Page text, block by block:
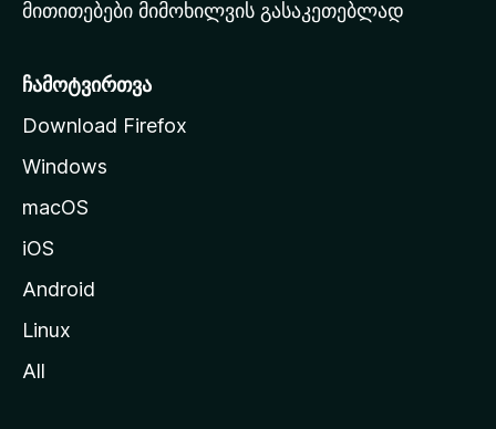
ვ
რ
ზ
ე
დ
ა
ლ
მითითებები მიმოხილვის გასაკეთებლად
ჩამოტვირთვა
Download Firefox
Windows
macOS
iOS
Android
Linux
All